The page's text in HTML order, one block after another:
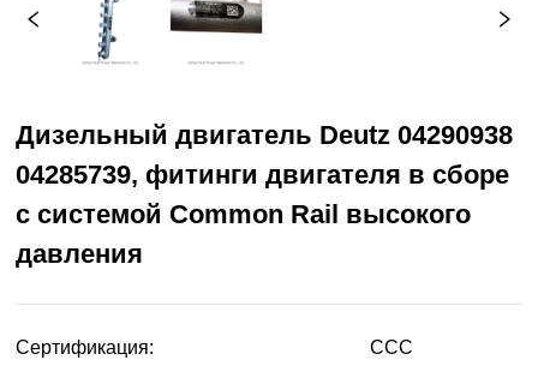
Дизельный двигатель Deutz 04290938
04285739, фитинги двигателя в сборе
с системой Common Rail высокого
давления